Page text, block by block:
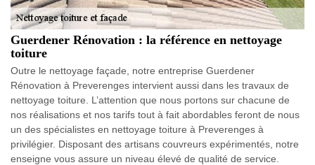
Guerdener Rénovation : la référence en nettoyage
toiture
Outre le nettoyage façade, notre entreprise Guerdener
Rénovation à Preverenges intervient aussi dans les travaux de
nettoyage toiture. L’attention que nous portons sur chacune de
nos réalisations et nos tarifs tout à fait abordables feront de nous
un des spécialistes en nettoyage toiture à Preverenges à
privilégier. Disposant des artisans couvreurs expérimentés, notre
enseigne vous assure un niveau élevé de qualité de service.